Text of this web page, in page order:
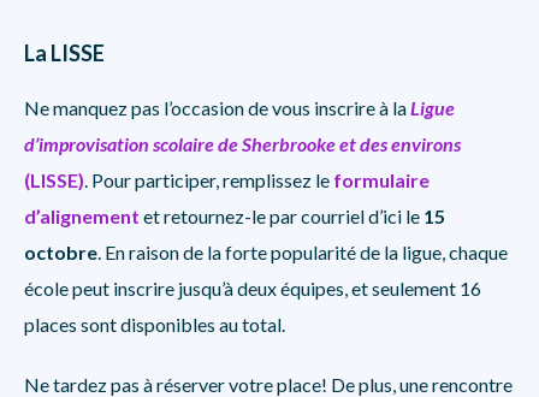
La LISSE
Ne manquez pas l’occasion de vous inscrire à laLigue
d’improvisation scolaire de Sherbrooke et des environs
(LISSE). Pour participer, remplissez le formulaire
d’alignement et retournez-le par courriel d’ici le 15
octobre. En raison de la forte popularité de la ligue, chaque
école peut inscrire jusqu’à deux équipes, et seulement 16
places sont disponibles au total.
Ne tardez pas à réserver votre place! De plus, une rencontre